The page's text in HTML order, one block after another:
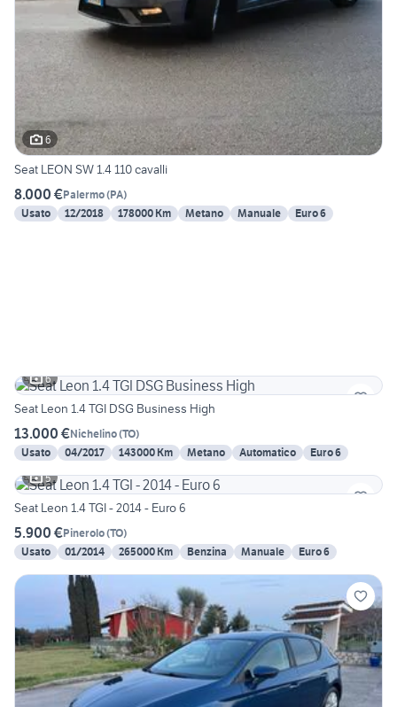
6
Seat LEON SW 1.4 110 cavalli
8.000 €Palermo(PA)
Usato
12/2018 178000 Km Metano Manuale Euro 6
6
Seat Leon 1.4 TGI DSG Business High
13.000 €Nichelino(TO)
Usato
04/2017 143000 Km Metano Automatico
Euro 6
5
Seat Leon 1.4 TGI - 2014 - Euro 6
5.900 €Pinerolo(TO)
Usato
01/2014 265000 Km Benzina Manuale Euro 6